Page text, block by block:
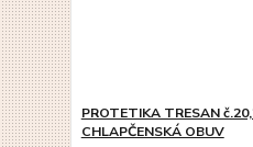
PROTETIKA TRESAN
CHLAPČENSKÁ OBUV